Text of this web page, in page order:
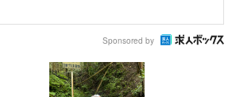
Sponsored by